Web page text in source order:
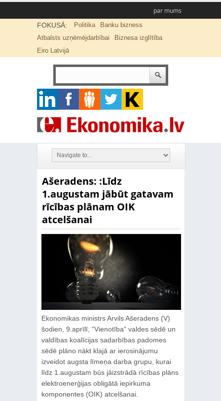
par mums
FOKUSĀ: Politika
Banku bizness
Atbalsts uzņēmējdarbībai
Biznesa izglītība
Eiro Latvijā
Ašeradens: :Līdz
1.augustam jābūt gatavam
rīcības plānam OIK
atcelšanai
Ekonomikas ministrs Arvils Ašeradens (V)
šodien, 9.aprīlī, “Vienotība” valdes sēdē un
valdības koalīcijas sadarbības padomes
sēdē plāno nākt klajā ar ierosinājumu
izveidot augsta līmeņa darba grupu, kurai
līdz 1.augustam būs jāizstrādā rīcības plāns
elektroenerģijas obligātā iepirkuma
komponentes (OIK) atcelšanai.